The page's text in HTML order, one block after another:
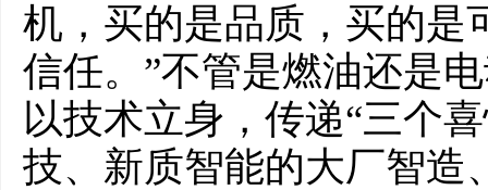
机，买的是品质，买的是
信任。”不管是燃油还是
以技术立身，传递“三个
技、新质智能的大厂智造